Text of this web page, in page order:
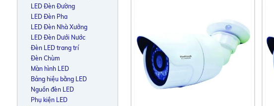
LED Đèn Đường
LED Đèn Pha
LED Đèn Nhà Xưởng
LED Đèn Dưới Nước
Đèn LED trang trí
Đèn Chùm
Màn hình LED
Bảng hiệu bằng LED
Nguồn đèn LED
Phụ kiện LED